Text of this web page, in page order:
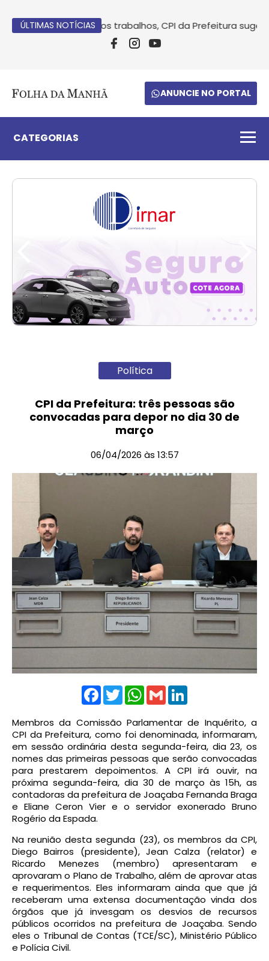
ÚLTIMAS NOTÍCIAS
Após conclusão dos trabalhos, CPI da Prefeitura sugere
ANUNCIE NO PORTAL
CATEGORIAS
Política
CPI da Prefeitura: três pessoas são
convocadas para depor no dia 30 de
março
06/04/2026 às 13:57
Facebook
TwitterWhatsApp
Gmail
Membros da Comissão Parlamentar de Inquérito, a
CPI da Prefeitura, como foi denominada, informaram,
em sessão ordinária desta segunda-feira, dia 23, os
nomes das primeiras pessoas que serão convocadas
para prestarem depoimentos. A CPI irá ouvir, na
próxima segunda-feira, dia 30 de março às 15h, as
contadoras da prefeitura de Joaçaba Fernanda Braga
e Eliane Ceron Vier e o servidor exonerado Bruno
Rogério da Espada.
Na reunião desta segunda (23), os membros da CPI,
Diego Bairros (presidente), Jean Calza (relator) e
Ricardo Menezes (membro) apresentaram e
aprovaram o Plano de Trabalho, além de aprovar atas
e requerimentos. Eles informaram ainda que que já
receberam uma extensa documentação vinda dos
órgãos que já invesgam os desvios de recursos
públicos ocorridos na prefeitura de Joaçaba. Sendo
eles o Tribunal de Contas (TCE/SC), Ministério Público
e Polícia Civil.